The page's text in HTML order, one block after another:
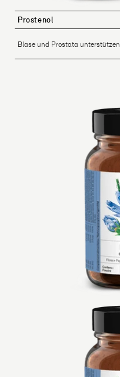
Prostenol
Blase und Prostata unterstützen